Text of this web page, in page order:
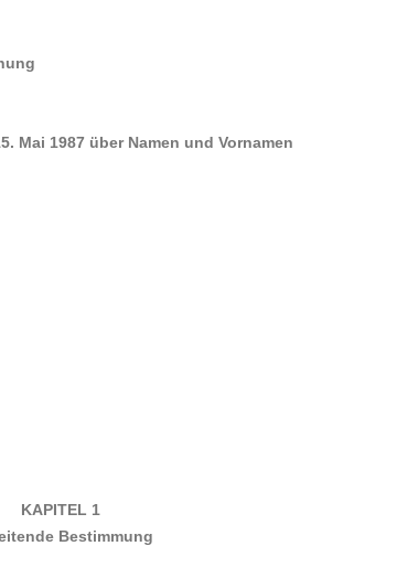
Mai 1987 über Namen und Vornamen
KAPITEL 1
Bestimmung